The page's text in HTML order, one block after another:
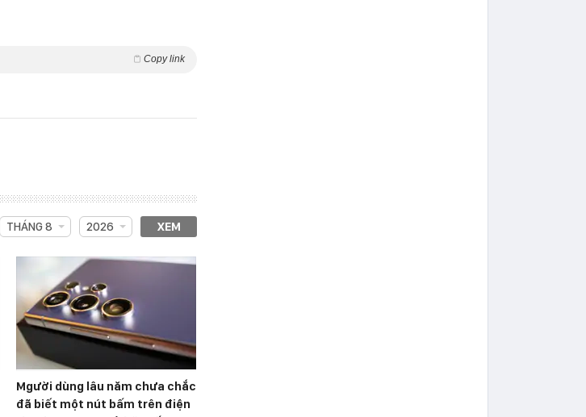
Copy link
THÁNG 8 2026 XEM
Mgười dùng lâu năm chưa chắc
đã biết một nút bấm trên điện